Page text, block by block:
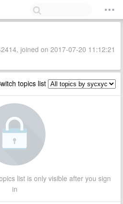
joined on 2017-07-20 11:12:21
topics list
list is only visible after you sign
in